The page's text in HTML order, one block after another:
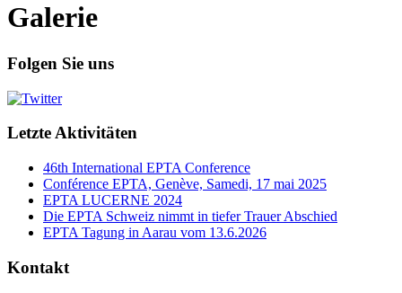
Galerie
Folgen Sie uns
Letzte Aktivitäten
46th International EPTA Conference
Conférence EPTA, Genève, Samedi, 17 mai 2025
EPTA LUCERNE 2024
Die EPTA Schweiz nimmt in tiefer Trauer Abschied
EPTA Tagung in Aarau vom 13.6.2026
Kontakt